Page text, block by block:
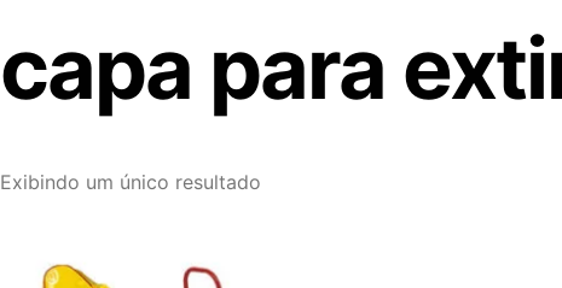
capa para
Exibindo um único resultado